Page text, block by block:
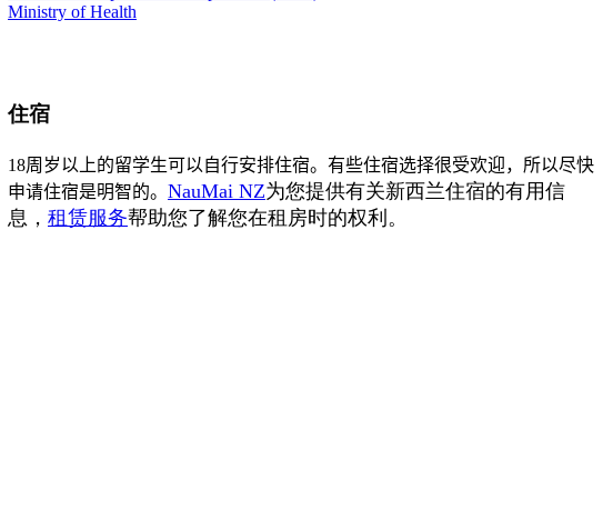
Ministry of Health
住宿
18周岁以上的留学生可以自行安排住宿。有些住宿选择很受欢迎，所以尽快
申请住宿是明智的。 NauMai NZ为您提供有关新西兰住宿的有用信
息， 租赁服务帮助您了解您在租房时的权利。